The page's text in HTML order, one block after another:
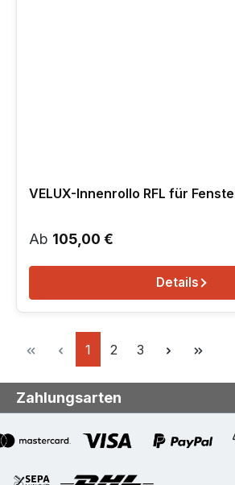
VELUX-Innenrollo RFL für
Regulärer Preis:
Ab 105,00 €
Details
Seite
1 Seite
2 Seite
3
Zahlungsarten